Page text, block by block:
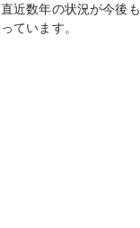
直近数年の状況が今後
っています。